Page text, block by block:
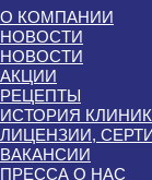
О КОМПАНИИ
НОВОСТИ
НОВОСТИ
АКЦИИ
РЕЦЕПТЫ
ИСТОРИЯ
ЛИЦЕНЗИИ,
ВАКАНСИИ
ПРЕССА О НАС